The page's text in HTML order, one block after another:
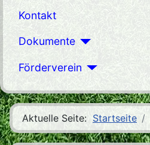
Kontakt
Dokumente
Förderverein
Aktuelle Seite: Startseite